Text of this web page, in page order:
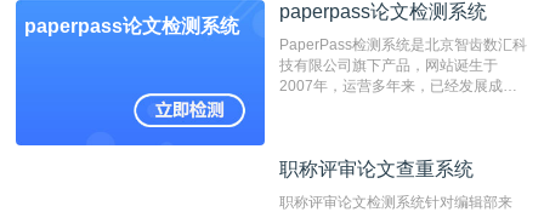
非。其次，相对于知网而言，万方检测
重的推荐系统。
paperpass论文检测系统
paperpass论文检测系统
PaperPass检测系统是北京智齿数汇科
技有限公司旗下产品，网站诞生于
2007年，运营多年来，已经发展成为
检测速度快、精度高，市场反映良好。
职称评审论文查重系统
职称评审论文检测系统针对编辑部来